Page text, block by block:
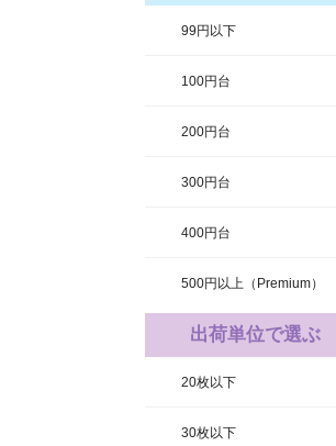
99円以下
100円台
200円台
300円台
400円台
500円以上（Premium）
出荷単位で選ぶ
20枚以下
30枚以下